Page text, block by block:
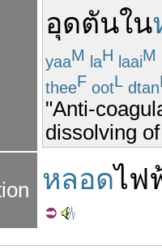
อุดตันใน
yaaM laH laaiM
theeF ootL dtan
"Anti-
dissolving
หลอดไฟ